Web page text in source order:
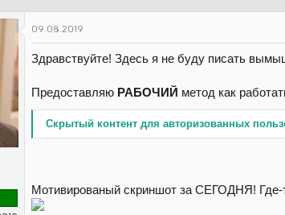
09.08.2019
Здравствуйте! Здесь я не буду писать
Предоставляю РАБОЧИЙ метод как
Скрытый контент для авторизованных
Мотивированый скриншот за СЕГОДНЯ! Где-